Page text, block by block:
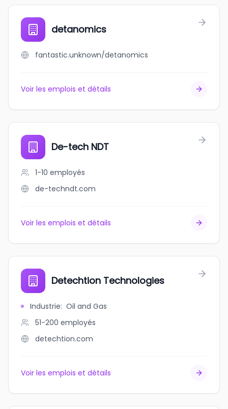
detanomics
fantastic.unknown/detanomics
Voir les emplois et détails
De-tech NDT
1-10 employés
de-techndt.com
Voir les emplois et détails
Detechtion Technologies
Industrie: Oil and Gas
51-200 employés
detechtion.com
Voir les emplois et détails